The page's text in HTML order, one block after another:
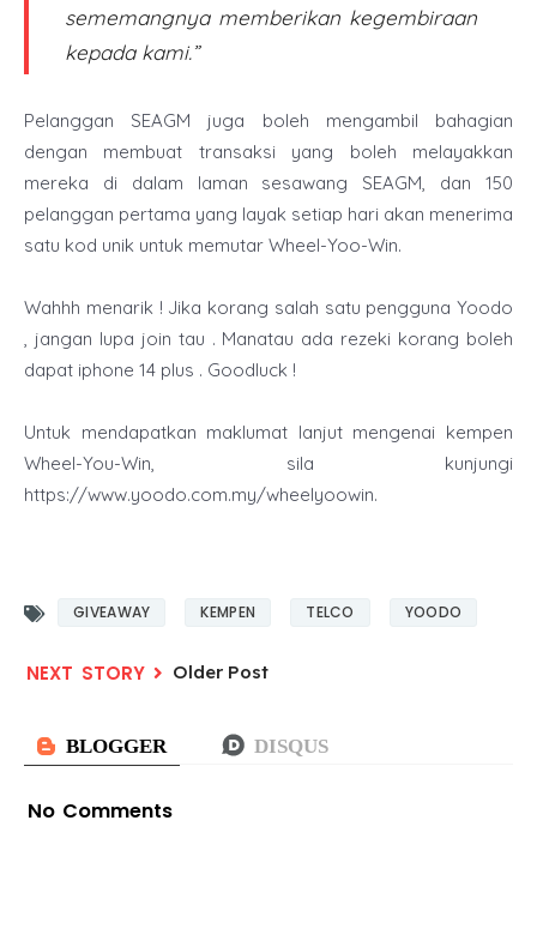
sememangnya memberikan kegembiraan
kepada kami.”
Pelanggan SEAGM juga boleh mengambil bahagian
dengan membuat transaksi yang boleh melayakkan
mereka di dalam laman sesawang SEAGM, dan 150
pelanggan pertama yang layak setiap hari akan menerima
satu kod unik untuk memutar Wheel-Yoo-Win.
Wahhh menarik ! Jika korang salah satu pengguna Yoodo
, jangan lupa join tau . Manatau ada rezeki korang boleh
dapat iphone 14 plus . Goodluck !
Untuk mendapatkan maklumat lanjut mengenai kempen
Wheel-You-Win, sila kunjungi
https://www.yoodo.com.my/wheelyoowin.
GIVEAWAY KEMPEN TELCO YOODO
Older Post
No Comments